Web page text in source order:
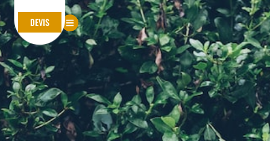
DEVIS